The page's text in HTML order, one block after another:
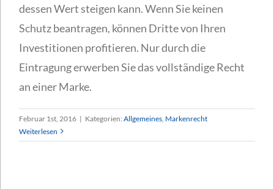
dessen Wert steigen kann. Wenn Sie keinen
Schutz beantragen, können Dritte von Ihren
Investitionen profitieren. Nur durch die
Eintragung erwerben Sie das vollständige Recht
an einer Marke.
Februar 1st, 2016 | Kategorien: Allgemeines Markenrecht
Weiterlesen